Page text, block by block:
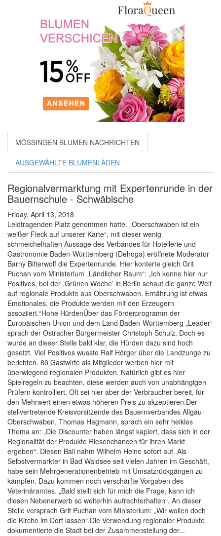
MÖSSINGEN BLUMEN NACHRICHTEN
AUSGEWÄHLTE BLUMENLÄDEN
Regionalvermarktung mit Expertenrunde in der
Bauernschule - Schwäbische
Friday, April 13, 2018
Leidtragenden Platz genommen hatte. „Oberschwaben ist ein
weißer Fleck auf unserer Karte“, mit dieser wenig
schmeichelhaften Aussage des Verbandes für Hotellerie und
Gastronomie Baden-Württemberg (Dehoga) eröffnete Moderator
Barny Bitterwolf die Expertenrunde. Hier konterte gleich Grit
Puchan vom Ministerium „Ländlicher Raum“: „Ich kenne hier nur
Positives, bei der ,Grünen Woche’ in Berlin schaut die ganze Welt
auf regionale Produkte aus Oberschwaben. Ernährung ist etwas
Emotionales, die Produkte werden mit den Erzeugern
assoziiert.“Hohe HürdenÜber das Förderprogramm der
Europäischen Union und dem Land Baden-Württemberg „Leader“
sprach der Ostracher Bürgermeister Christoph Schulz. Doch es
wurde an dieser Stelle bald klar, die Hürden dazu sind hoch
gesetzt. Viel Positives wusste Ralf Hörger über die Landzunge zu
berichten. 80 Gastwirte als Mitglieder werben hier mit
überwiegend regionalen Produkten. Natürlich gibt es hier
Spielregeln zu beachten, diese werden auch von unabhängigen
Prüfern kontrolliert. Oft sei hier aber der Verbraucher bereit, für
den Mehrwert einen etwas höheren Preis zu akzeptieren.Der
stellvertretende Kreisvorsitzende des Bauernverbandes Allgäu-
Oberschwaben, Thomas Hagmann, sprach ein sehr heikles
Thema an: „Die Discounter haben längst kapiert, dass sich in der
Regionalität der Produkte Riesenchancen für ihren Markt
ergeben“. Diesen Ball nahm Wilhelm Heine sofort auf. Als
Selbstvermarkter in Bad Waldsee seit vielen Jahren im Geschäft,
habe sein Mehrgenerationenbetrieb mit Umsatzrückgängen zu
kämpfen. Dazu kommen noch verschärfte Vorgaben des
Veterinäramtes. „Bald stellt sich für mich die Frage, kann ich
diesen Nebenerwerb so weiterhin aufrechterhalten“. An dieser
Stelle versprach Grit Puchan vom Ministerium: „Wir wollen doch
die Kirche im Dorf lassen“.Die Verwendung regionaler Produkte
dokumentierte die Stadt bei der Zusammenstellung der...